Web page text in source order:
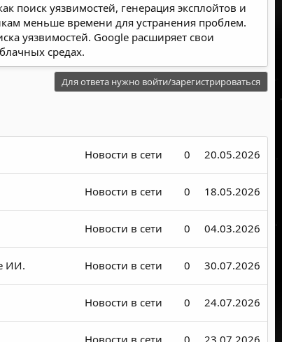
поиск уязвимостей, генерация эксплойтов и
меньше времени для устранения проблем.
уязвимостей. Google расширяет свои
средах.
Для ответа нужно войти/зарегистрироваться
Новости в сети 0 20.05.2026
Новости в сети 0 18.05.2026
Новости в сети 0 04.03.2026
ИИ. Новости в сети 0 30.07.2026
Новости в сети 0 24.07.2026
Новости в сети 0 23.07.2026